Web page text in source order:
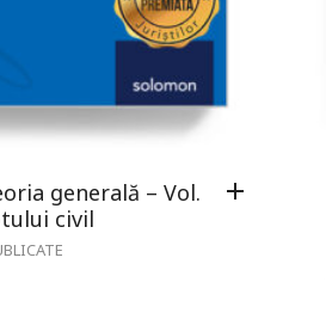
generală – Vol.
civil